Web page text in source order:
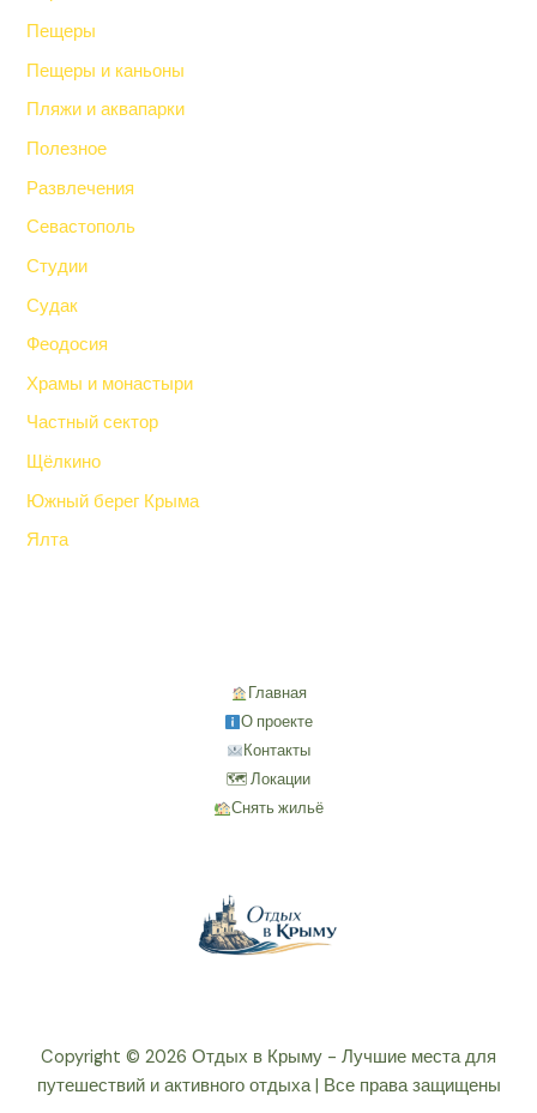
Пещеры
Пещеры и каньоны
Пляжи и аквапарки
Полезное
Развлечения
Севастополь
Студии
Судак
Феодосия
Храмы и монастыри
Частный сектор
Щёлкино
Южный берег Крыма
Ялта
Главная
О проекте
Контакты
🗺 Локации
Снять жильё
Copyright © 2026 Отдых в Крыму - Лучшие места для
путешествий и активного отдыха | Все права защищены